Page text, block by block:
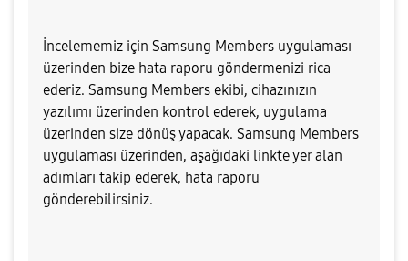
İncelememiz için Samsung Members uygulaması
üzerinden bize hata raporu göndermenizi rica
ederiz. Samsung Members ekibi, cihazınızın
yazılımı üzerinden kontrol ederek, uygulama
üzerinden size dönüş yapacak. Samsung Members
uygulaması üzerinden, aşağıdaki linkte yer alan
adımları takip ederek, hata raporu
gönderebilirsiniz.